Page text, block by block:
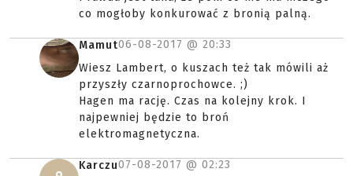
co mogłoby konkurować z bronią palną.
Mamut06-08-2017 @ 20:33
Wiesz Lambert, o kuszach też tak mówili aż
przyszły czarnoprochowce. ;)
Hagen ma rację. Czas na kolejny krok. I
najpewniej będzie to broń
elektromagnetyczna.
Karczu07-08-2017 @ 02:23